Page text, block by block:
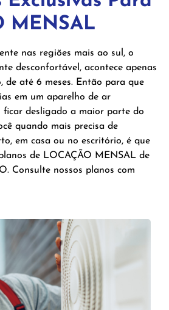
MENSAL
nas regiões mais ao sul, o
desconfortável, acontece apenas
de até 6 meses. Então para que
em um aparelho de ar
ficar desligado a maior parte do
quando mais precisa de
em casa ou no escritório, é que
de LOCAÇÃO MENSAL de
Consulte nossos planos com